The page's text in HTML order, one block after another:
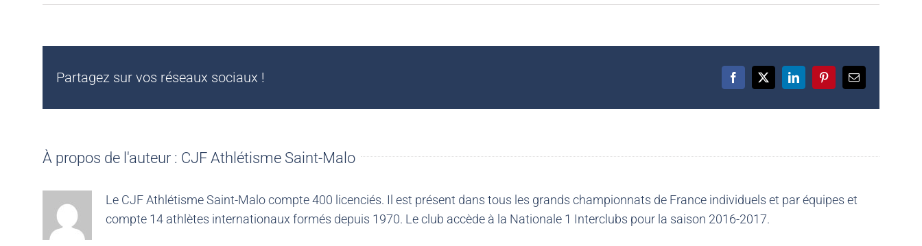
Partagez sur vos réseaux sociaux ! Facebook
X LinkedInPinterestEmail
À propos de l'auteur : CJF Athlétisme Saint-Malo
Le CJF Athlétisme Saint-Malo compte 400 licenciés. Il est présent dans tous les grands championnats de France individuels et par équipes et
compte 14 athlètes internationaux formés depuis 1970. Le club accède à la Nationale 1 Interclubs pour la saison 2016-2017.